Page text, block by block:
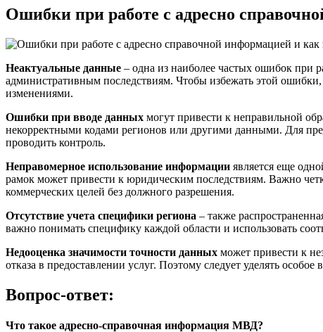
Ошибки при работе с адресно
Неактуальные данные – одна из наиболее частых ошибок при
административным последствиям. Чтобы избежать этой
изменениями.
Ошибки при вводе данных могут привести к неправильной
некорректными кодами регионов или другими данными. Для
проводить контроль.
Неправомерное использование информации является еще
рамок может привести к юридическим последствиям. Важно
коммерческих целей без должного разрешения.
Отсутствие учета специфики региона – также
важно понимать специфику каждой области и использовать
Недооценка значимости точности данных может привести к
отказа в предоставлении услуг. Поэтому следует уделять
Вопрос-ответ:
Что такое адресно-справочная информация МВД?